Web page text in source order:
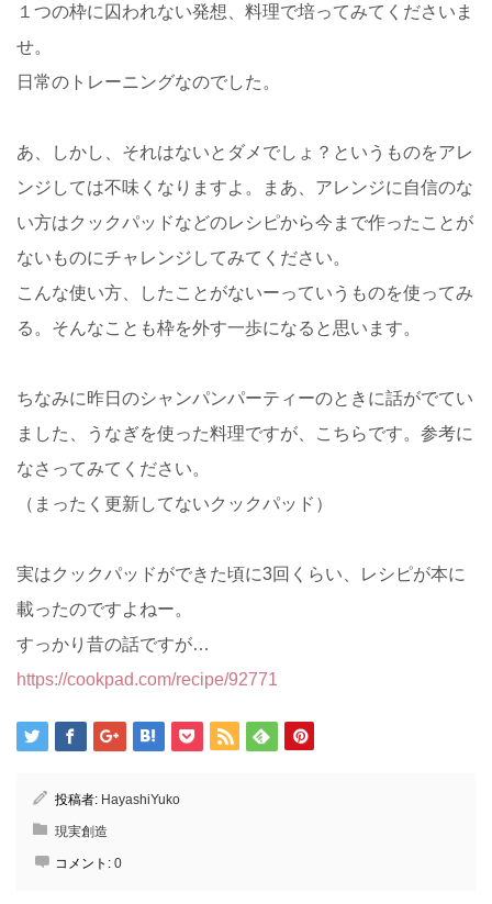
１つの枠に囚われない発想、料理で培ってみてくださいま
せ。
日常のトレーニングなのでした。
あ、しかし、それはないとダメでしょ？というものをアレ
ンジしては不味くなりますよ。まあ、アレンジに自信のな
い方はクックパッドなどのレシピから今まで作ったことが
ないものにチャレンジしてみてください。
こんな使い方、したことがないーっていうものを使ってみ
る。そんなことも枠を外す一歩になると思います。
ちなみに昨日のシャンパンパーティーのときに話がでてい
ました、うなぎを使った料理ですが、こちらです。参考に
なさってみてください。
（まったく更新してないクックパッド）
実はクックパッドができた頃に3回くらい、レシピが本に
載ったのですよねー。
すっかり昔の話ですが…
https://cookpad.com/recipe/92771
投稿者: HayashiYuko
現実創造
コメント: 0